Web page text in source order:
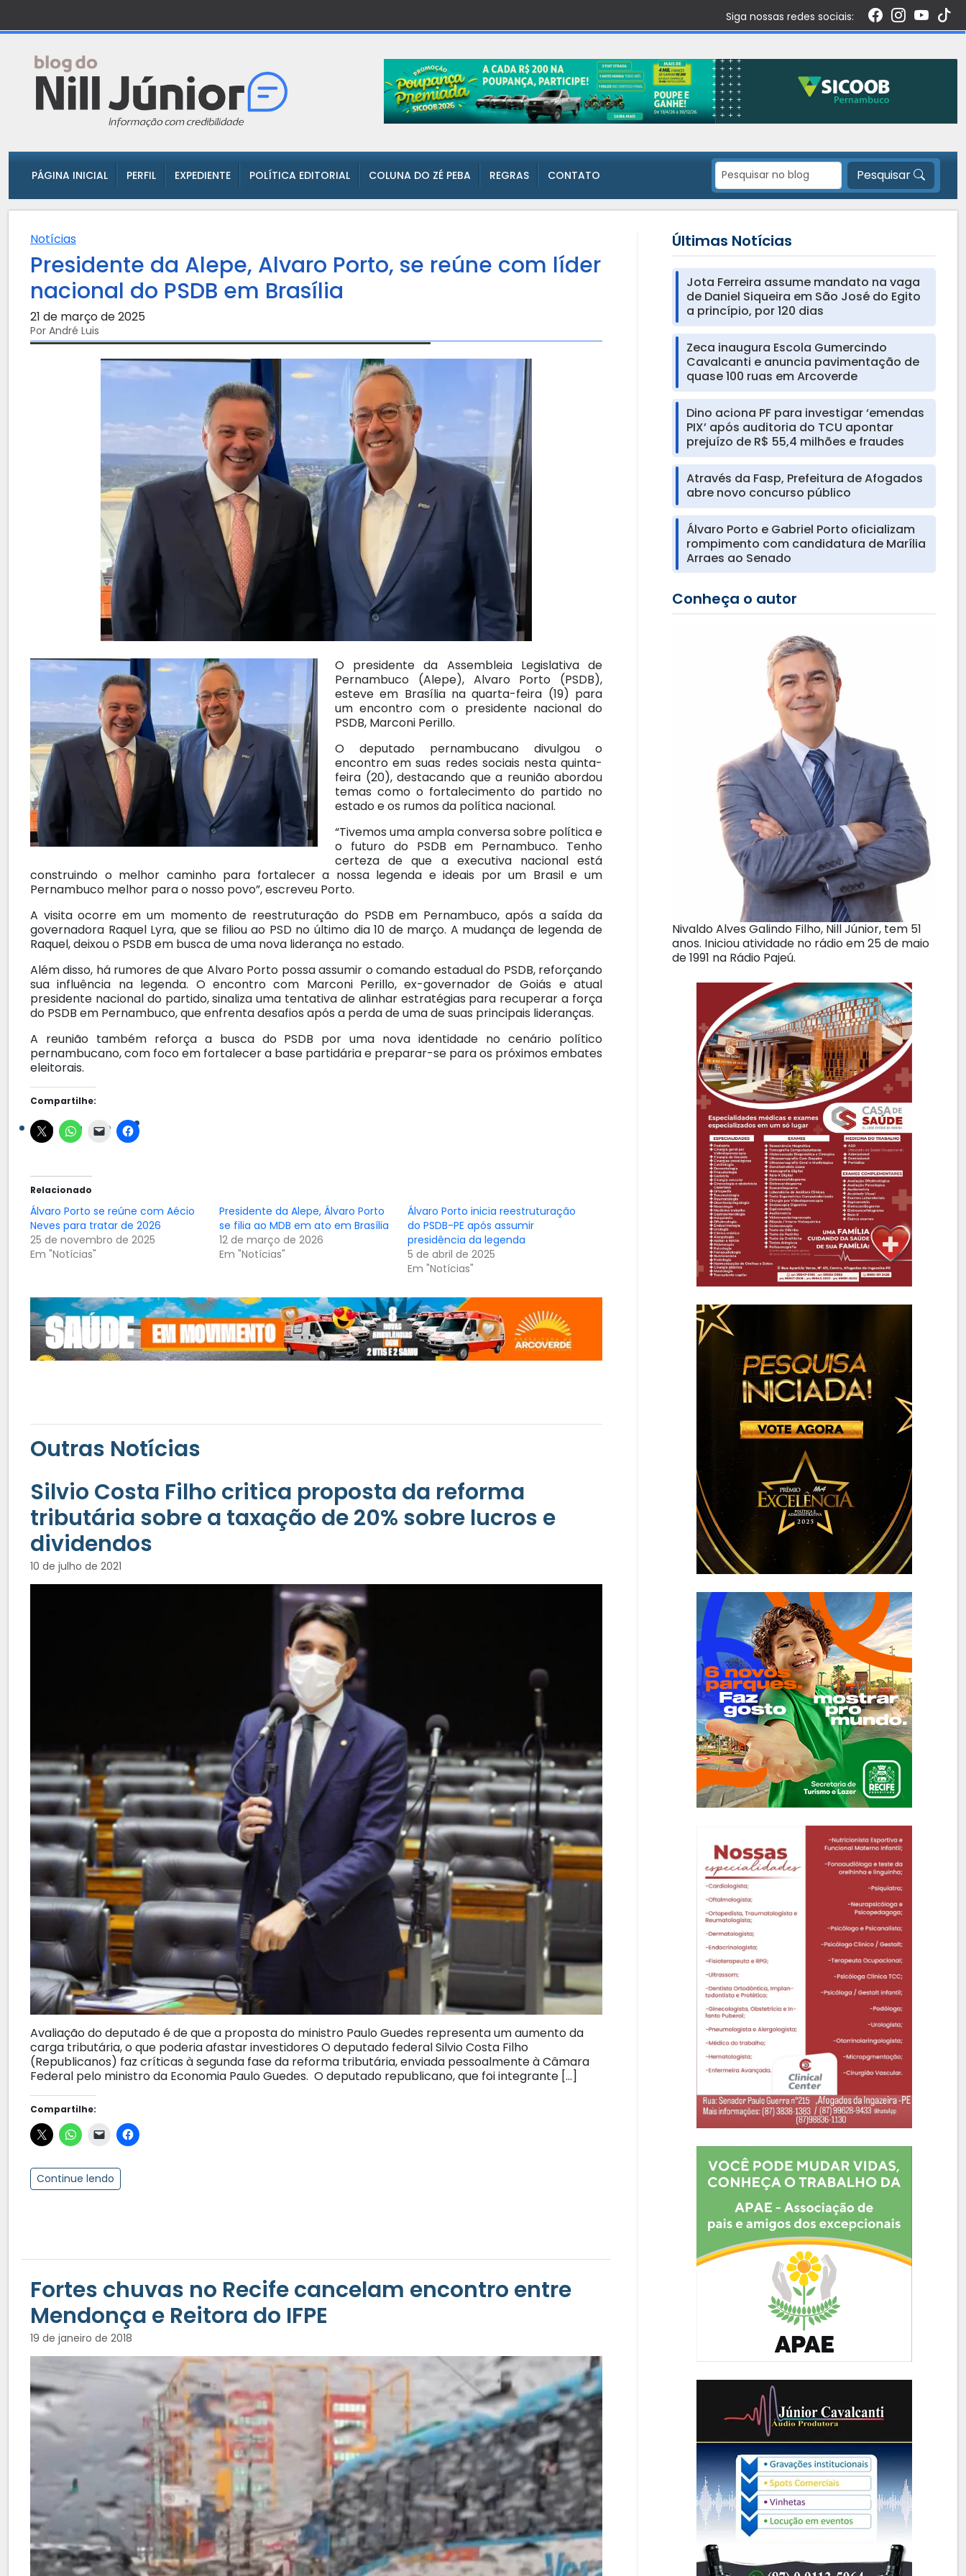
Siga nossas redes sociais:
PÁGINA INICIAL PERFIL EXPEDIENTE POLÍTICA EDITORIAL COLUNA DO ZÉ PEBA REGRAS CONTATO Pesquisar
Notícias
Presidente da Alepe, Alvaro Porto, se reúne com líder
nacional do PSDB em Brasília
21 de março de 2025
Por André Luis
O presidente da Assembleia Legislativa de
Pernambuco (Alepe), Alvaro Porto (PSDB),
esteve em Brasília na quarta-feira (19) para
um encontro com o presidente nacional do
PSDB, Marconi Perillo.
O deputado pernambucano divulgou o
encontro em suas redes sociais nesta quinta-
feira (20), destacando que a reunião abordou
temas como o fortalecimento do partido no
estado e os rumos da política nacional.
“Tivemos uma ampla conversa sobre política e
o futuro do PSDB em Pernambuco. Tenho
certeza de que a executiva nacional está
construindo o melhor caminho para fortalecer a nossa legenda e ideais por um Brasil e um
Pernambuco melhor para o nosso povo”, escreveu Porto.
A visita ocorre em um momento de reestruturação do PSDB em Pernambuco, após a saída da
governadora Raquel Lyra, que se filiou ao PSD no último dia 10 de março. A mudança de legenda de
Raquel, deixou o PSDB em busca de uma nova liderança no estado.
Além disso, há rumores de que Alvaro Porto possa assumir o comando estadual do PSDB, reforçando
sua influência na legenda. O encontro com Marconi Perillo, ex-governador de Goiás e atual
presidente nacional do partido, sinaliza uma tentativa de alinhar estratégias para recuperar a força
do PSDB em Pernambuco, que enfrenta desafios após a perda de uma de suas principais lideranças.
A reunião também reforça a busca do PSDB por uma nova identidade no cenário político
pernambucano, com foco em fortalecer a base partidária e preparar-se para os próximos embates
eleitorais.
Compartilhe:
Relacionado
Álvaro Porto se reúne com Aécio
Neves para tratar de 2026
25 de novembro de 2025
Em "Notícias"
Presidente da Alepe, Álvaro Porto
se filia ao MDB em ato em Brasília
12 de março de 2026
Em "Notícias"
Álvaro Porto inicia reestruturação
do PSDB-PE após assumir
presidência da legenda
5 de abril de 2025
Em "Notícias"
Outras Notícias
Silvio Costa Filho critica proposta da reforma
tributária sobre a taxação de 20% sobre lucros e
dividendos
10 de julho de 2021
Avaliação do deputado é de que a proposta do ministro Paulo Guedes representa um aumento da
carga tributária, o que poderia afastar investidores O deputado federal Silvio Costa Filho
(Republicanos) faz críticas à segunda fase da reforma tributária, enviada pessoalmente à Câmara
Federal pelo ministro da Economia Paulo Guedes. O deputado republicano, que foi integrante […]
Compartilhe:
Continue lendo
Fortes chuvas no Recife cancelam encontro entre
Mendonça e Reitora do IFPE
19 de janeiro de 2018
Últimas Notícias
Jota Ferreira assume mandato na vaga
de Daniel Siqueira em São José do Egito
a princípio, por 120 dias
Zeca inaugura Escola Gumercindo
Cavalcanti e anuncia pavimentação de
quase 100 ruas em Arcoverde
Dino aciona PF para investigar ‘emendas
PIX’ após auditoria do TCU apontar
prejuízo de R$ 55,4 milhões e fraudes
Através da Fasp, Prefeitura de Afogados
abre novo concurso público
Álvaro Porto e Gabriel Porto oficializam
rompimento com candidatura de Marília
Arraes ao Senado
Conheça o autor
Nivaldo Alves Galindo Filho, Nill Júnior, tem 51
anos. Iniciou atividade no rádio em 25 de maio
de 1991 na Rádio Pajeú.